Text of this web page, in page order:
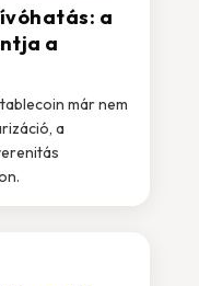
a
a
már nem
a